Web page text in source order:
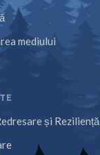
mediului
și Reziliență